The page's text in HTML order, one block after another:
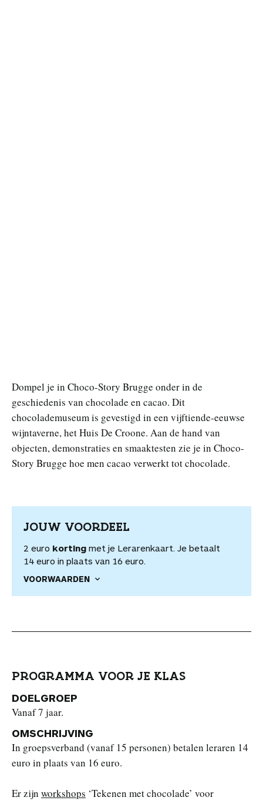
Dompel je in Choco-Story Brugge onder in de
geschiedenis van chocolade en cacao. Dit
chocolademuseum is gevestigd in een vijftiende-eeuwse
wijntaverne, het Huis De Croone. Aan de hand van
objecten, demonstraties en smaaktesten zie je in Choco-
Story Brugge hoe men cacao verwerkt tot chocolade.
JOUW VOORDEEL
2 euro korting met je Lerarenkaart. Je betaalt
14 euro in plaats van 16 euro.
VOORWAARDEN
PROGRAMMA VOOR JE KLAS
DOELGROEP
Vanaf 7 jaar.
OMSCHRIJVING
In groepsverband (vanaf 15 personen) betalen leraren 14
euro in plaats van 16 euro.
Er zijn workshops ‘Tekenen met chocolade’ voor